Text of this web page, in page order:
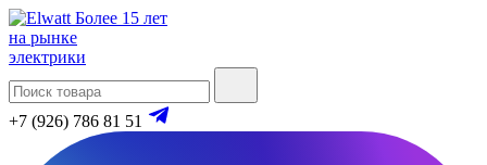
Более 15 лет
на рынке
электрики
+7 (926) 786 81 51